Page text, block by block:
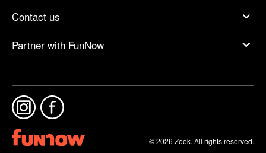
Contact us
Partner with FunNow
© 2026 Zoek. All rights reserved.